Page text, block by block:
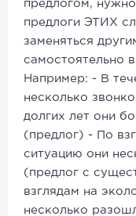
предлогом,
предлоги ЭТИХ
заменяться
самостоятельно
Например: - В
несколько
долгих лет они
(предлог) - По
ситуацию они
(предлог с
взглядам на
несколько